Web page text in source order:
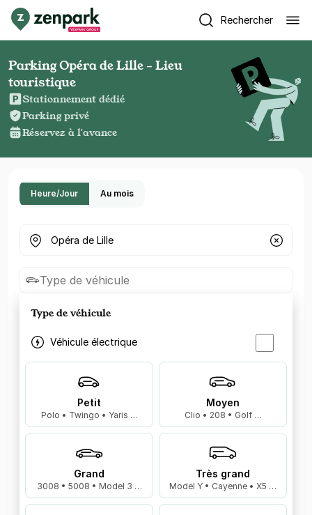
Rechercher
Parking Opéra de Lille - Lieu
touristique
Stationnement dédié
Parking privé
Réservez à l'avance
Heure/Jour Au mois
Où cherchez-vous un parking ?
Type de véhicule
Type de véhicule
Véhicule électrique
Petit
Polo • Twingo • Yaris …
Moyen
Clio • 208 • Golf …
Grand
3008 • 5008 • Model 3 …
Très grand
Model Y • Cayenne • X5 …